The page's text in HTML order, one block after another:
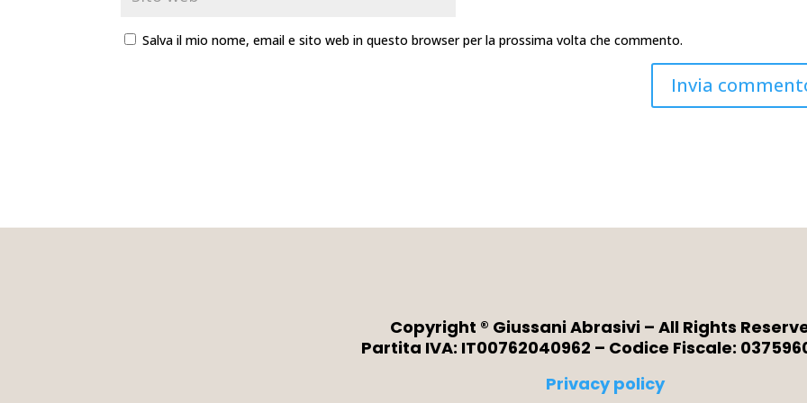
Salva il mio nome, email e sito web in questo browser per la prossima volta che commento.
Copyright ® Giussani Abrasivi – All Rights
Partita IVA: IT00762040962 – Codice Fiscale:
Privacy policy